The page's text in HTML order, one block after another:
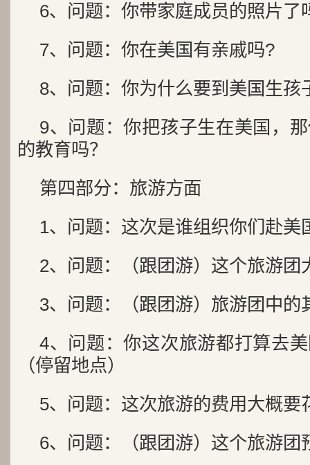
6、问题：你带家庭成员的照片了
7、问题：你在美国有亲戚吗?
8、问题：你为什么要到美国生孩
9、问题：你把孩子生在美国，
的教育吗？
第四部分：旅游方面
1、问题：这次是谁组织你们赴美
2、问题：（跟团游）这个旅游团
3、问题：（跟团游）旅游团中的
4、问题：你这次旅游都打算去
（停留地点）
5、问题：这次旅游的费用大概要
6、问题：（跟团游）这个旅游团